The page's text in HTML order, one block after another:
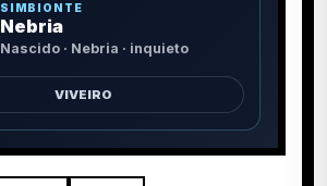
SIMBIONTE
Nebria
Nascido · Nebria · inquieto
VIVEIRO